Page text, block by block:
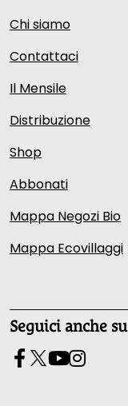
Chi siamo
Contattaci
Il Mensile
Distribuzione
Shop
Abbonati
Mappa Negozi Bio
Mappa Ecovillaggi
Seguici anche su